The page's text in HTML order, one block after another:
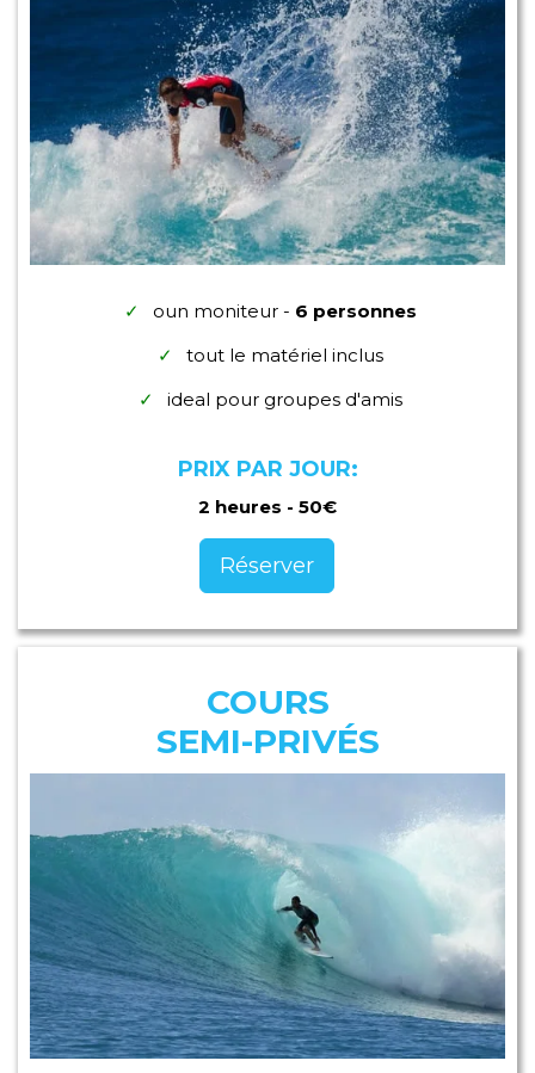
oun moniteur - 6 personnes
tout le matériel inclus
ideal pour groupes d'amis
PRIX PAR JOUR:
2 heures - 50€
Réserver
COURS
SEMI-PRIVÉS